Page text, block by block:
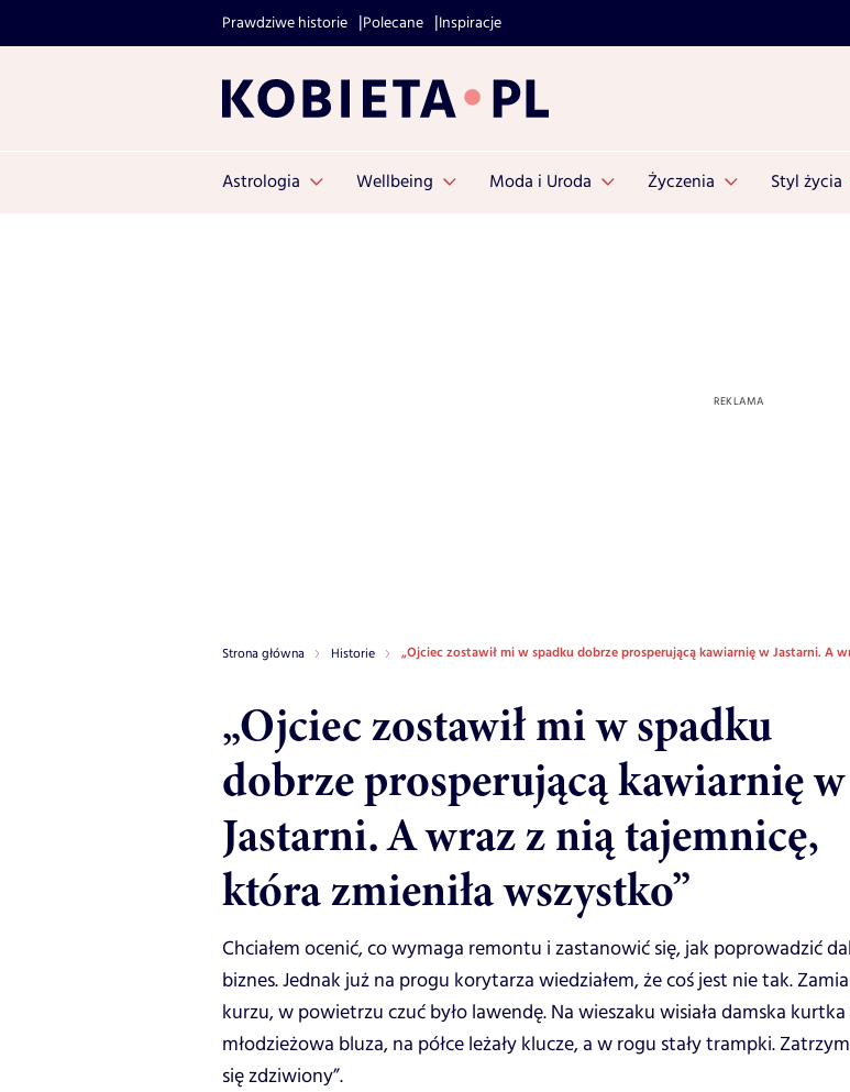
Prawdziwe historie Polecane Inspiracje
Astrologia Wellbeing Moda i Uroda Życzenia Styl życia
Strona główna Historie „Ojciec zostawił mi w spadku dobrze prosperującą kawiarnię w Jastarni. A
„Ojciec zostawił mi w spadku
dobrze prosperującą kawiarnię w
Jastarni. A wraz z nią tajemnicę,
która zmieniła wszystko”
Chciałem ocenić, co wymaga remontu i zastanowić się, jak poprowadzić
biznes. Jednak już na progu korytarza wiedziałem, że coś jest nie tak.
kurzu, w powietrzu czuć było lawendę. Na wieszaku wisiała damska kurtka
młodzieżowa bluza, na półce leżały klucze, a w rogu stały trampki.
się zdziwiony”.